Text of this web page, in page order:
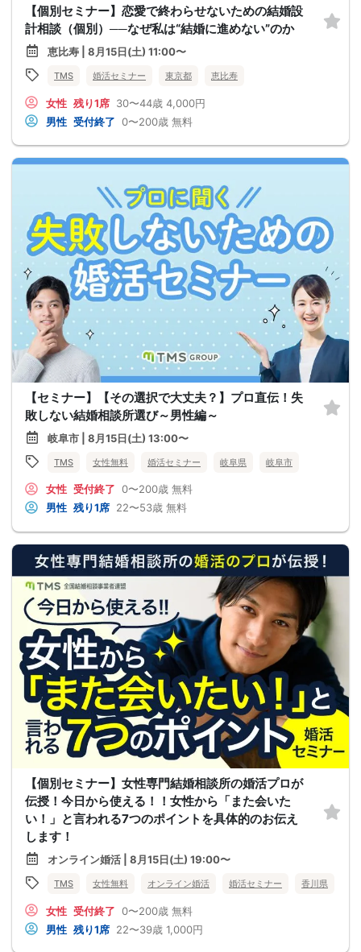
【個別セミナー】恋愛で終わらせないための結婚設
計相談（個別）──なぜ私は“結婚に進めない”のか
恵比寿 | 8月15日(土) 11:00〜
TMS 婚活セミナー 東京都 恵比寿
女性 残り1席 30〜44歳 4,000円
男性 受付終了 0〜200歳 無料
【セミナー】【その選択で大丈夫？】プロ直伝！失
敗しない結婚相談所選び～男性編～
岐阜市 | 8月15日(土) 13:00〜
TMS 女性無料 婚活セミナー 岐阜県 岐阜市
女性 受付終了 0〜200歳 無料
男性 残り1席 22〜53歳 無料
【個別セミナー】女性専門結婚相談所の婚活プロが
伝授！今日から使える！！女性から「また会いた
い！」と言われる7つのポイントを具体的のお伝え
します！
オンライン婚活 | 8月15日(土) 19:00〜
TMS 女性無料 オンライン婚活 婚活セミナー 香川県
女性 受付終了 0〜200歳 無料
男性 残り1席 22〜39歳 1,000円